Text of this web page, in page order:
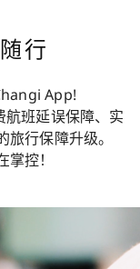
行
App!
班延误保障、实
行保障升级。
控！